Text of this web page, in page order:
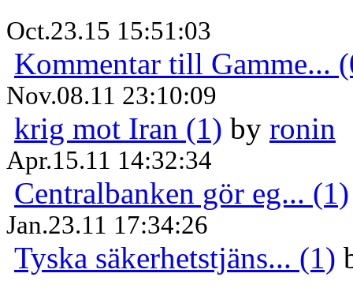
Oct.23.15 15:51:03
Kommentar till Gamme...
Nov.08.11 23:10:09
krig mot Iran (1) by ronin
Apr.15.11 14:32:34
Centralbanken gör eg... (1)
Jan.23.11 17:34:26
Tyska säkerhetstjäns... (1)